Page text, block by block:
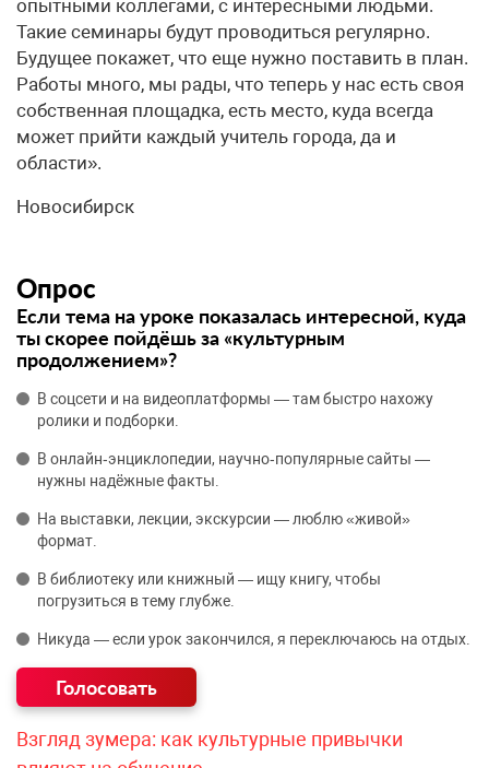
опытными коллегами, с интересными людьми.
Такие семинары будут проводиться регулярно.
Будущее покажет, что еще нужно поставить в план.
Работы много, мы рады, что теперь у нас есть своя
собственная площадка, есть место, куда всегда
может прийти каждый учитель города, да и
области».
Новосибирск
Опрос
Если тема на уроке показалась интересной, куда
ты скорее пойдёшь за «культурным
продолжением»?
В соцсети и на видеоплатформы — там быстро нахожу
ролики и подборки.
В онлайн‑энциклопедии, научно‑популярные сайты —
нужны надёжные факты.
На выставки, лекции, экскурсии — люблю «живой»
формат.
В библиотеку или книжный — ищу книгу, чтобы
погрузиться в тему глубже.
Никуда — если урок закончился, я переключаюсь на отдых.
Взгляд зумера: как культурные привычки